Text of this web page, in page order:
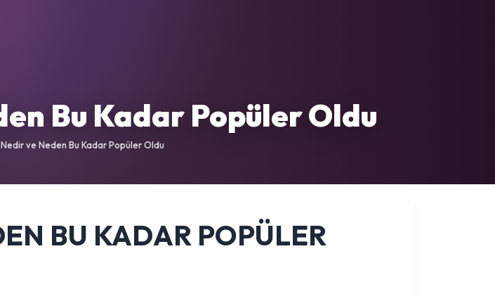
Bu Kadar Popüler Oldu
ve Neden Bu Kadar Popüler Oldu
BU KADAR POPÜLER